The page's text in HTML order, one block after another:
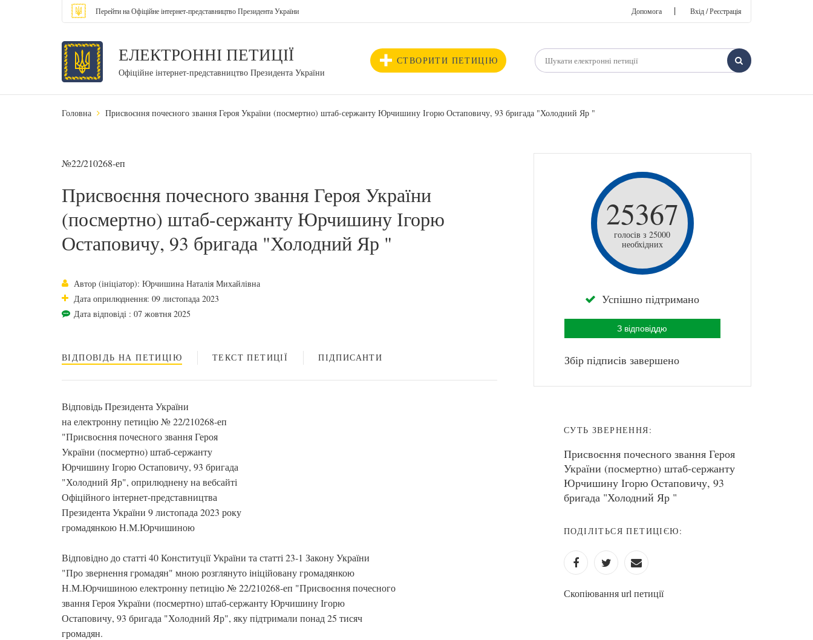
Перейти на Офіційне інтернет-представництво Президента України Допомога | Вхід / Реєстрація
ЕЛЕКТРОННІ ПЕТИЦІЇ
Офіційне інтернет-представництво Президента України
СТВОРИТИ ПЕТИЦІЮ
Головна Присвоєння почесного звання Героя України (посмертно) штаб-сержанту Юрчишину Ігорю Остаповичу, 93 бригада "Холодний Яр "
№22/210268-еп
Присвоєння почесного звання Героя України
(посмертно) штаб-сержанту Юрчишину Ігорю
Остаповичу, 93 бригада "Холодний Яр "
Автор (ініціатор): Юрчишина Наталія Михайлівна
Дата оприлюднення: 09 листопада 2023
Дата відповіді : 07 жовтня 2025
ВІДПОВІДЬ НА ПЕТИЦІЮ ТЕКСТ ПЕТИЦІЇ ПІДПИСАНТИ
Відповідь Президента України
на електронну петицію № 22/210268-еп
"Присвоєння почесного звання Героя
України (посмертно) штаб-сержанту
Юрчишину Ігорю Остаповичу, 93 бригада
"Холодний Яр", оприлюднену на вебсайті
Офіційного інтернет-представництва
Президента України 9 листопада 2023 року
громадянкою Н.М.Юрчишиною
Відповідно до статті 40 Конституції України та статті 23-1 Закону України
"Про звернення громадян" мною розглянуто ініційовану громадянкою
Н.М.Юрчишиною електронну петицію № 22/210268-еп "Присвоєння почесного
звання Героя України (посмертно) штаб-сержанту Юрчишину Ігорю
Остаповичу, 93 бригада "Холодний Яр", яку підтримали понад 25 тисяч
громадян.
25367
голосів з 25000
необхідних
Успішно підтримано
З відповіддю
Збір підписів завершено
СУТЬ ЗВЕРНЕННЯ:
Присвоєння почесного звання Героя
України (посмертно) штаб-сержанту
Юрчишину Ігорю Остаповичу, 93
бригада "Холодний Яр "
ПОДІЛІТЬСЯ ПЕТИЦІЄЮ:
Скопіювання url петиції